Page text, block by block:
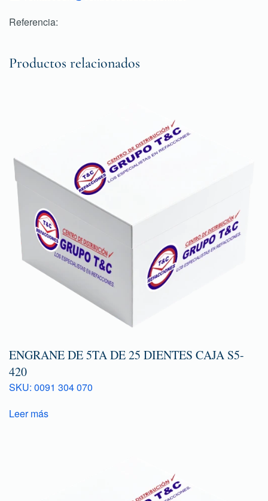
Referencia:
Productos relacionados
ENGRANE DE 5TA DE 25 DIENTES CAJA S5-
420
SKU: 0091 304 070
Leer más